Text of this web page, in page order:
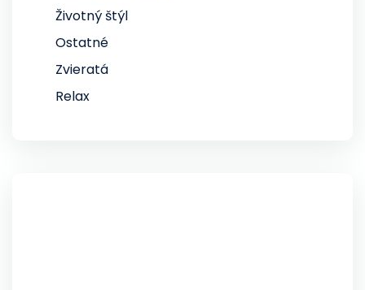
Životný štýl
Ostatné
Zvieratá
Relax